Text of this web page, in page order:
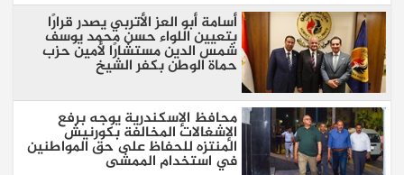
أسامة أبو العز الأتربي يصدر قرارًا
بتعيين اللواء حسن محمد يوسف
شمس الدين مستشارًا لأمين حزب
حماة الوطن بكفر الشيخ
محافظ الإسكندرية يوجه برفع
الإشغالات المخالفة بكورنيش
المنتزه للحفاظ على حق المواطنين
في استخدام الممشى